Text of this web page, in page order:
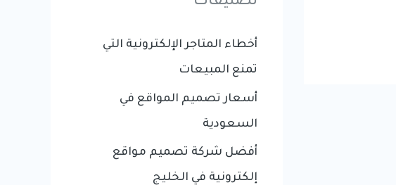
أخطاء المتاجر الإلكترونية التي
تمنع المبيعات
أسعار تصميم المواقع في
السعودية
أفضل شركة تصميم مواقع
إلكترونية في الخليج